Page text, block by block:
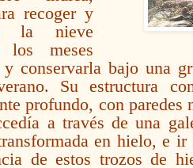
recoger y
la nieve
meses
y conservarla bajo una
Su estructura
profundo, con paredes
a través de una
en hielo, e ir
de estos trozos de